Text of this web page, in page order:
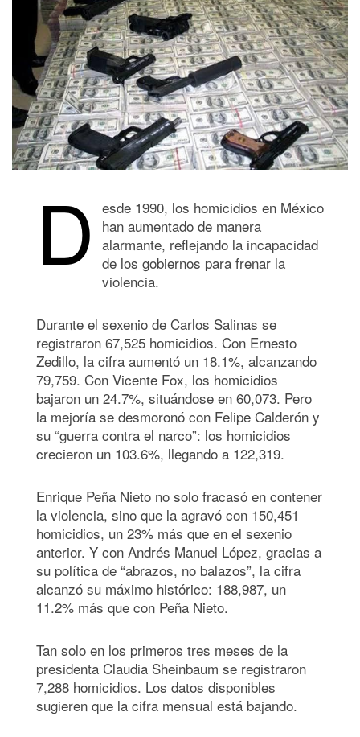
D esde 1990, los homicidios en México
han aumentado de manera
alarmante, reflejando la incapacidad
de los gobiernos para frenar la
violencia.
Durante el sexenio de Carlos Salinas se
registraron 67,525 homicidios. Con Ernesto
Zedillo, la cifra aumentó un 18.1%, alcanzando
79,759. Con Vicente Fox, los homicidios
bajaron un 24.7%, situándose en 60,073. Pero
la mejoría se desmoronó con Felipe Calderón y
su “guerra contra el narco”: los homicidios
crecieron un 103.6%, llegando a 122,319.
Enrique Peña Nieto no solo fracasó en contener
la violencia, sino que la agravó con 150,451
homicidios, un 23% más que en el sexenio
anterior. Y con Andrés Manuel López, gracias a
su política de “abrazos, no balazos”, la cifra
alcanzó su máximo histórico: 188,987, un
11.2% más que con Peña Nieto.
Tan solo en los primeros tres meses de la
presidenta Claudia Sheinbaum se registraron
7,288 homicidios. Los datos disponibles
sugieren que la cifra mensual está bajando.